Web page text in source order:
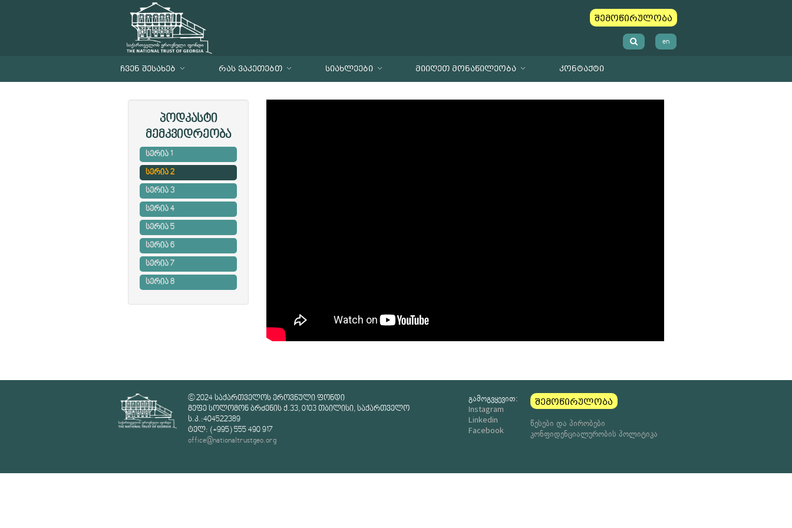
შემოწირულობა
en
ᲩᲕᲔᲜ ᲨᲔᲡᲐᲮᲔᲑ ᲠᲐᲡ ᲕᲐᲙᲔᲗᲔᲑᲗ ᲡᲘᲐᲮᲚᲔᲔᲑᲘ ᲛᲘᲘᲦᲔᲗ ᲛᲝᲜᲐᲬᲘᲚᲔᲝᲑᲐ ᲙᲝᲜᲢᲐᲥᲢᲘ
პოდკასტი
მემკვიდრეობა
სერია 1
სერია 2
სერია 3
სერია 4
სერია 5
სერია 6
სერია 7
სერია 8
© 2024 საქართველოს ეროვნული ფონდი
მეფე სოლომონ ბრძენის ქ.33, 0103 თბილისი, საქართველო
ს.კ.:404522389
ტელ: (+995) 555 490 917
office@nationaltrustgeo.org
გამოგვყევით:
Instagram
Linkedin
Facebook
შემოწირულობა
წესები და პირობები
კონფიდენციალურობის პოლიტიკა